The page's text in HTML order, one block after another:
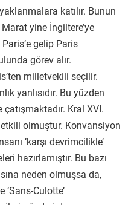
katılır. Bunun
yine İngiltere’ye
Paris’e gelip Paris
görev alır.
milletvekili seçilir.
yanlısıdır. Bu yüzden
Kral XVI.
olmuştur. Konvansiyon
‘karşı devrimcilikle’
hazırlamıştır. Bu bazı
neden olmuşsa da,
‘Sans-Culotte’